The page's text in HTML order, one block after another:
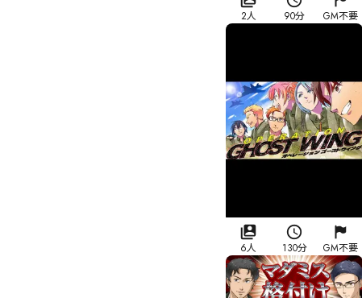
2人 90分 GM不要
6人 130分 GM不要